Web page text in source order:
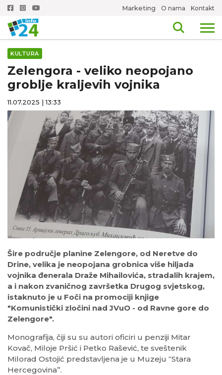
Marketing O nama Kontakt
KULTURA
Zelengora - veliko neopojano
groblje kraljevih vojnika
11.07.2025 | 13:33
Šire područje planine Zelengore, od Neretve do
Drine, velika je neopojana grobnica više hiljada
vojnika đenerala Draže Mihailovića, stradalih krajem,
a i nakon zvaničnog završetka Drugog svjetskog,
istaknuto je u Foči na promociji knjige
"Komunistički zločini nad JVuO - od Ravne gore do
Zelengore".
Monografija, čiji su su autori oficiri u penziji Mitar
Kovač, Miloje Pršić i Petko Rašević, te sveštenik
Milorad Ostojić predstavljena je u Muzeju “Stara
Hercegovina”.